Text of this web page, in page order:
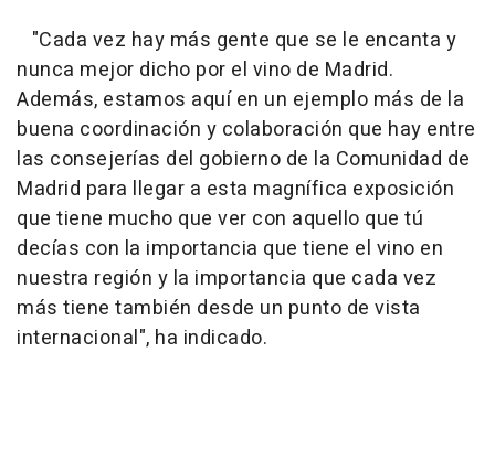
"Cada vez hay más gente que se le encanta y
nunca mejor dicho por el vino de Madrid.
Además, estamos aquí en un ejemplo más de la
buena coordinación y colaboración que hay entre
las consejerías del gobierno de la Comunidad de
Madrid para llegar a esta magnífica exposición
que tiene mucho que ver con aquello que tú
decías con la importancia que tiene el vino en
nuestra región y la importancia que cada vez
más tiene también desde un punto de vista
internacional", ha indicado.